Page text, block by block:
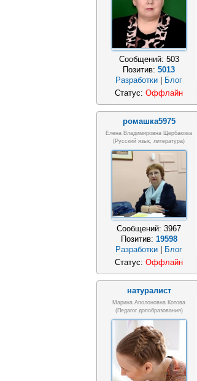
Сообщений: 503
Позитив: 5013
Разработки | Блог
Статус: Оффлайн
ромашка5975
Елена Владимировна Щербакова
(русский язык, литература)
Сообщений: 3967
Позитив: 19598
Разработки
Блог
Статус: Оффлайн
натуралист
Марина Аполоновна Котова
(педагог допобразования)